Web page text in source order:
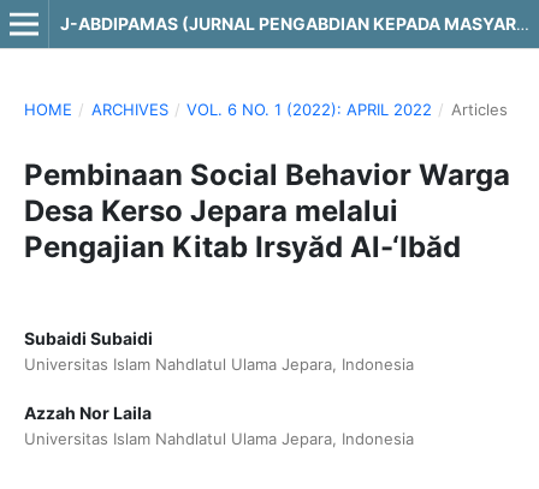
J-ABDIPAMAS (JURNAL PENGABDIAN KEPADA MASYARAKAT)
HOME / ARCHIVES / VOL. 6 NO. 1 (2022): APRIL 2022 / Articles
Pembinaan Social Behavior Warga
Desa Kerso Jepara melalui
Pengajian Kitab Irsyăd Al-‘Ibăd
Subaidi Subaidi
Universitas Islam Nahdlatul Ulama Jepara, Indonesia
Azzah Nor Laila
Universitas Islam Nahdlatul Ulama Jepara, Indonesia